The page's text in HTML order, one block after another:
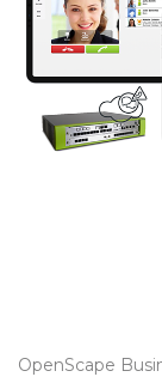
OpenScape